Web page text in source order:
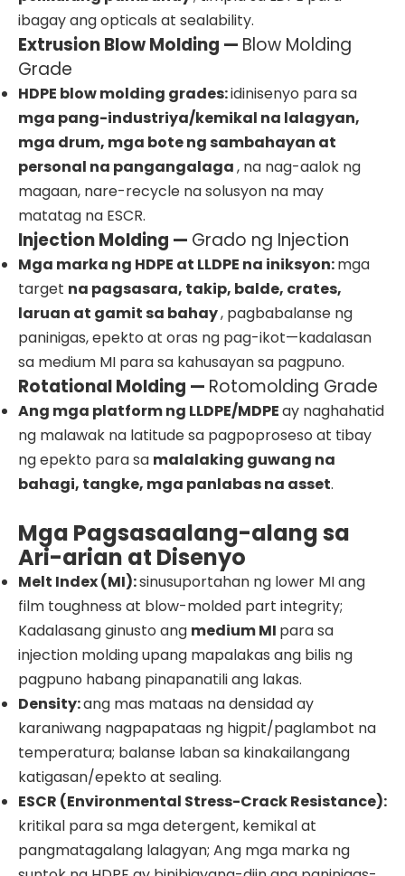
ibagay ang opticals at sealability.
Extrusion Blow Molding — Blow Molding
Grade
HDPE blow molding grades:idinisenyo para sa
mga pang-industriya/kemikal na lalagyan,
mga drum, mga bote ng sambahayan at
personal na pangangalaga, na nag-aalok ng
magaan, nare-recycle na solusyon na may
matatag na ESCR.
Injection Molding — Grado ng Injection
Mga marka ng HDPE at LLDPE na iniksyon:mga
target na pagsasara, takip, balde, crates,
laruan at gamit sa bahay, pagbabalanse ng
paninigas, epekto at oras ng pag-ikot—kadalasan
sa medium MI para sa kahusayan sa pagpuno.
Rotational Molding — Rotomolding Grade
Ang mga platform ng LLDPE/MDPEay naghahatid
ng malawak na latitude sa pagpoproseso at tibay
ng epekto para sa malalaking guwang na
bahagi, tangke, mga panlabas na asset.
Mga Pagsasaalang-alang sa
Ari-arian at Disenyo
Melt Index (MI):sinusuportahan ng lower MI ang
film toughness at blow-molded part integrity;
Kadalasang ginusto ang medium MI para sa
injection molding upang mapalakas ang bilis ng
pagpuno habang pinapanatili ang lakas.
Density:ang mas mataas na densidad ay
karaniwang nagpapataas ng higpit/paglambot na
temperatura; balanse laban sa kinakailangang
katigasan/epekto at sealing.
ESCR (Environmental Stress-Crack Resistance):
kritikal para sa mga detergent, kemikal at
pangmatagalang lalagyan; Ang mga marka ng